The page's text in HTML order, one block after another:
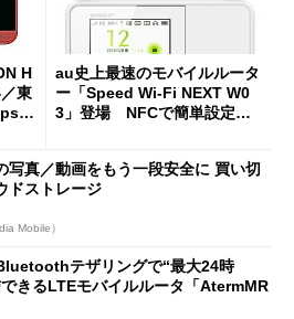
H
東
の
au史上最速のモバイルルータ
ー「Speed Wi-Fi NEXT W0
3」登場 NFCで簡単設定可
写真／動画をもう一段安全に 買い切
ドストレージ
Mobile）
テザリングで“最大24時
できるLTEモバイルルータ「AtermMR